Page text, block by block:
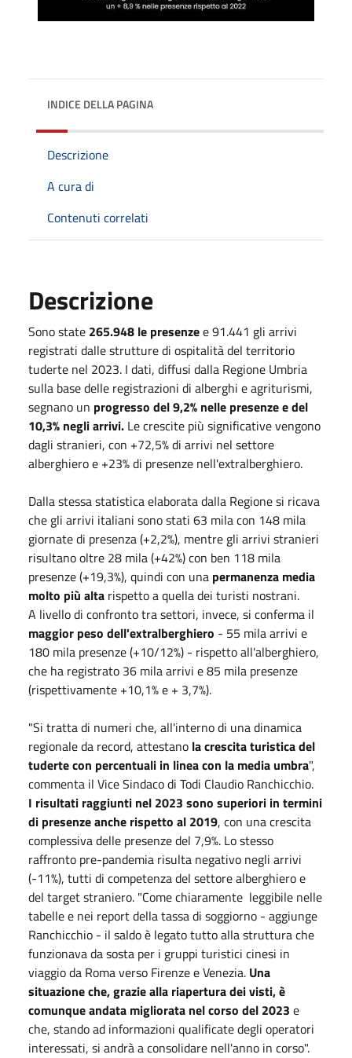
INDICE DELLA PAGINA
Descrizione
A cura di
Contenuti correlati
Descrizione
Sono state 265.948 le presenzee 91.441 gli arrivi
registrati dalle strutture di ospitalità del territorio
tuderte nel 2023. I dati, diffusi dalla Regione Umbria
sulla base delle registrazioni di alberghi e agriturismi,
segnano un progresso del 9,2% nelle presenze e del
10,3% negli arrivi. Le crescite più significative vengono
dagli stranieri, con +72,5% di arrivi nel settore
alberghiero e +23% di presenze nell'extralberghiero.
Dalla stessa statistica elaborata dalla Regione si ricava
che gli arrivi italiani sono stati 63 mila con 148 mila
giornate di presenza (+2,2%), mentre gli arrivi stranieri
risultano oltre 28 mila (+42%) con ben 118 mila
presenze (+19,3%), quindi con una permanenza media
molto più alta rispetto a quella dei turisti nostrani.
A livello di confronto tra settori, invece, si conferma il
maggior peso dell'extralberghiero - 55 mila arrivi e
180 mila presenze (+10/12%) - rispetto all'alberghiero,
che ha registrato 36 mila arrivi e 85 mila presenze
(rispettivamente +10,1% e + 3,7%).
"Si tratta di numeri che, all'interno di una dinamica
regionale da record, attestano la crescita turistica del
tuderte con percentuali in linea con la media umbra",
commenta il Vice Sindaco di Todi Claudio Ranchicchio.
I risultati raggiunti nel 2023 sono superiori in termini
di presenze anche rispetto al 2019, con una crescita
complessiva delle presenze del 7,9%. Lo stesso
raffronto pre-pandemia risulta negativo negli arrivi
(-11%), tutti di competenza del settore alberghiero e
del target straniero. "Come chiaramente leggibile nelle
tabelle e nei report della tassa di soggiorno - aggiunge
Ranchicchio - il saldo è legato tutto alla struttura che
funzionava da sosta per i gruppi turistici cinesi in
viaggio da Roma verso Firenze e Venezia. Una
situazione che, grazie alla riapertura dei visti, è
comunque andata migliorata nel corso del 2023 e
che, stando ad informazioni qualificate degli operatori
interessati, si andrà a consolidare nell'anno in corso".